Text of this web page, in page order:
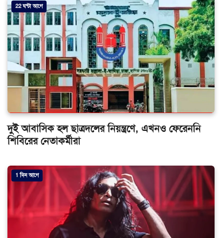
22 ঘন্টা আগে
দুই আবাসিক হল ছাত্রদলের নিয়ন্ত্রণে, এখনও ফেরেননি
শিবিরের নেতাকর্মীরা
1 দিন আগে